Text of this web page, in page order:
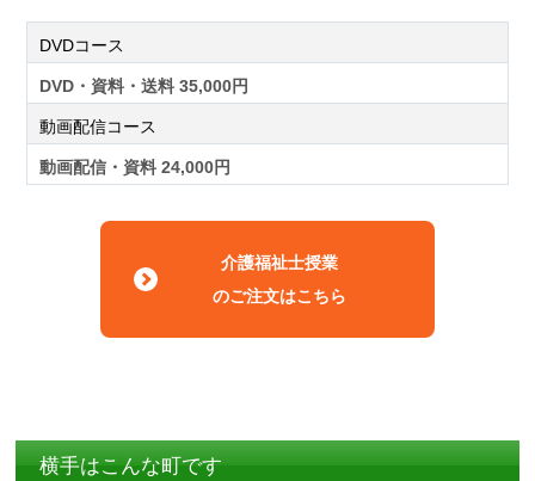
DVDコース
DVD・資料・送料 35,000円
動画配信コース
動画配信・資料 24,000円
介護福祉士授業
のご注文はこちら
横手はこんな町です